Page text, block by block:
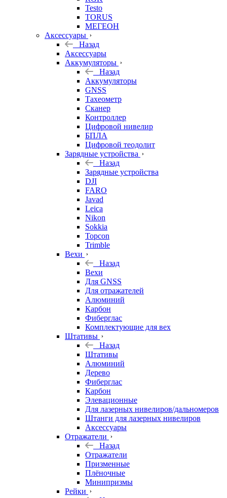
Testo
TORUS
МЕГЕОН
Аксессуары
Назад
Аксессуары
Аккумуляторы
Назад
Аккумуляторы
GNSS
Тахеометр
Сканер
Контроллер
Цифровой нивелир
БПЛА
Цифровой теодолит
Зарядные устройства
Назад
Зарядные устройства
DJI
FARO
Javad
Leica
Nikon
Sokkia
Topcon
Trimble
Вехи
Назад
Вехи
Для GNSS
Для отражателей
Алюминий
Карбон
Фиберглас
Комплектующие для вех
Штативы
Назад
Штативы
Алюминий
Дерево
Фиберглас
Карбон
Элевационные
Для лазерных нивелиров/дальномеров
Штанги для лазерных нивелиров
Аксессуары
Отражатели
Назад
Отражатели
Призменные
Плёночные
Минипризмы
Рейки